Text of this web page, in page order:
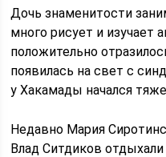
Дочь знаменитости
много рисует и изучает
положительно
появилась на свет с
у Хакамады начался
Недавно Мария
Влад Ситдиков